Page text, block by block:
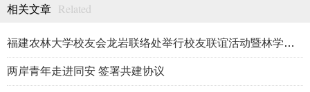
相关文章 Related
福建农林大学校友会龙岩联络处举行校友联谊活动暨林学、生物医药
两岸青年走进同安 签署共建协议